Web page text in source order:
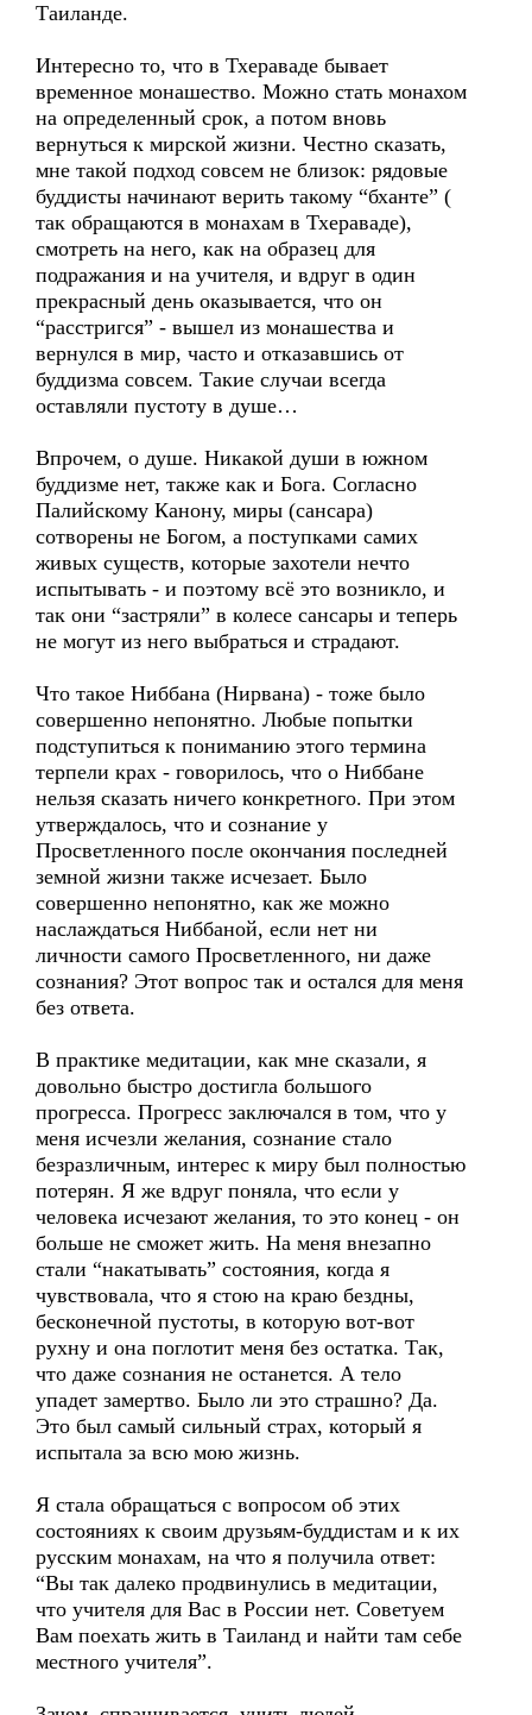
Таиланде.
Интересно то, что в Тхераваде бывает
временное монашество. Можно стать монахом
на определенный срок, а потом вновь
вернуться к мирской жизни. Честно сказать,
мне такой подход совсем не близок: рядовые
буддисты начинают верить такому “бханте” (
так обращаются в монахам в Тхераваде),
смотреть на него, как на образец для
подражания и на учителя, и вдруг в один
прекрасный день оказывается, что он
“расстригся” - вышел из монашества и
вернулся в мир, часто и отказавшись от
буддизма совсем. Такие случаи всегда
оставляли пустоту в душе…
Впрочем, о душе. Никакой души в южном
буддизме нет, также как и Бога. Согласно
Палийскому Канону, миры (сансара)
сотворены не Богом, а поступками самих
живых существ, которые захотели нечто
испытывать - и поэтому всё это возникло, и
так они “застряли” в колесе сансары и теперь
не могут из него выбраться и страдают.
Что такое Ниббана (Нирвана) - тоже было
совершенно непонятно. Любые попытки
подступиться к пониманию этого термина
терпели крах - говорилось, что о Ниббане
нельзя сказать ничего конкретного. При этом
утверждалось, что и сознание у
Просветленного после окончания последней
земной жизни также исчезает. Было
совершенно непонятно, как же можно
наслаждаться Ниббаной, если нет ни
личности самого Просветленного, ни даже
сознания? Этот вопрос так и остался для меня
без ответа.
В практике медитации, как мне сказали, я
довольно быстро достигла большого
прогресса. Прогресс заключался в том, что у
меня исчезли желания, сознание стало
безразличным, интерес к миру был полностью
потерян. Я же вдруг поняла, что если у
человека исчезают желания, то это конец - он
больше не сможет жить. На меня внезапно
стали “накатывать” состояния, когда я
чувствовала, что я стою на краю бездны,
бесконечной пустоты, в которую вот-вот
рухну и она поглотит меня без остатка. Так,
что даже сознания не останется. А тело
упадет замертво. Было ли это страшно? Да.
Это был самый сильный страх, который я
испытала за всю мою жизнь.
Я стала обращаться с вопросом об этих
состояниях к своим друзьям-буддистам и к их
русским монахам, на что я получила ответ:
“Вы так далеко продвинулись в медитации,
что учителя для Вас в России нет. Советуем
Вам поехать жить в Таиланд и найти там себе
местного учителя”.